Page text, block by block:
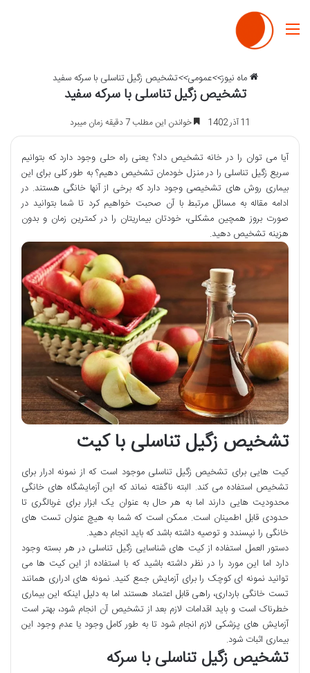
منو
ماه نیوز>>عمومی>>تشخیص زگیل تناسلی با سرکه سفید
تشخیص زگیل تناسلی با سرکه سفید
11 آذر 1402 خواندن این مطلب 7 دقیقه زمان میبرد
آیا می توان را در خانه تشخیص داد؟ یعنی راه حلی وجود دارد که بتوانیم
سریع زگیل تناسلی را در منزل خودمان تشخیص دهیم؟ به طور کلی برای این
بیماری روش های تشخیصی وجود دارد که برخی از آنها خانگی هستند. در
ادامه مقاله به مسائل مرتبط با آن صحبت خواهیم کرد تا شما بتوانید در
صورت بروز همچین مشکلی، خودتان بیماریتان را در کمترین زمان و بدون
هزینه تشخیص دهید.
تشخیص زگیل تناسلی با کیت
کیت هایی برای تشخیص زگیل تناسلی موجود است که از نمونه ادرار برای
تشخیص استفاده می کند. البته ناگفته نماند که این آزمایشگاه های خانگی
محدودیت هایی دارند اما به هر حال به عنوان یک ابزار برای غربالگری تا
حدودی قابل اطمینان است. ممکن است که شما به هیچ عنوان تست های
خانگی را نپسندد و توصیه داشته باشد که باید انجام دهید.
دستور العمل استفاده از کیت های شناسایی زگیل تناسلی در هر بسته وجود
دارد اما این مورد را در نظر داشته باشید که با استفاده از این کیت ها می
توانید نمونه ای کوچک را برای آزمایش جمع کنید. نمونه های ادراری همانند
تست خانگی بارداری، راهی قابل اعتماد هستند اما به دلیل اینکه این بیماری
خطرناک است و باید اقدامات لازم بعد از تشخیص آن انجام شود، بهتر است
آزمایش های پزشکی لازم انجام شود تا به طور کامل وجود یا عدم وجود این
بیماری اثبات شود.
تشخیص زگیل تناسلی با سرکه